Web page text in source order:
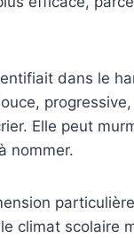
dans le
Elle peut
nommer.
climat scolaire